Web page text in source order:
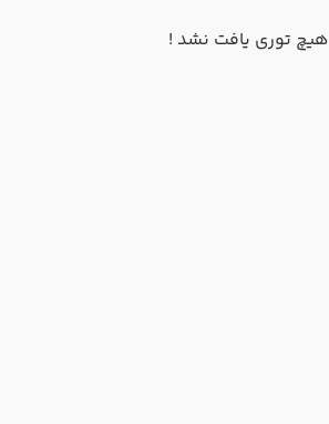
هیچ توری یافت نشد !